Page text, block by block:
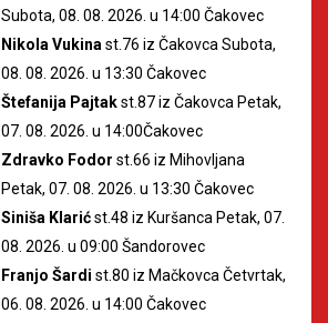
Subota, 08. 08. 2026. u 14:00 Čakovec
Nikola Vukina st.76 iz Čakovca Subota,
08. 08. 2026. u 13:30 Čakovec
Štefanija Pajtakst.87 iz Čakovca Petak,
07. 08. 2026. u 14:00Čakovec
Zdravko Fodor st.66 iz Mihovljana
Petak, 07. 08. 2026. u 13:30 Čakovec
Siniša Klarićst.48 iz Kuršanca Petak, 07.
08. 2026. u 09:00 Šandorovec
Franjo Šardi st.80 iz Mačkovca Četvrtak,
06. 08. 2026. u 14:00 Čakovec